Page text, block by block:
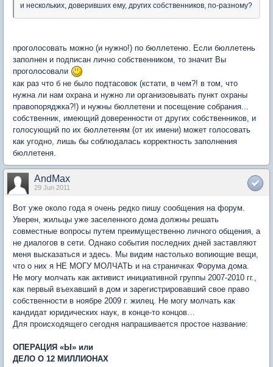
и нескольких, доверивших ему, других собственников, по-разному?
проголосовать можно (и нужно!) по бюллетеню. Если бюллетень
заполнен и подписан лично собственником, то значит Вы
проголосовали
как раз что б не было подтасовок (кстати, в чем?! в том, что
нужна ли нам охрана и нужно ли организовывать пункт охраны
правопоряджка?!) и нужны бюллетени и посещение собрания...
собственник, имеющий доверенности от других собственников, и
голосующий по их бюллетеням (от их имени) может голосовать
как угодно, лишь бы соблюдалась корректность заполнения
бюллетеня.
AndMax
29 Jun 2011
Вот уже около года я очень редко пишу сообщения на форум.
Уверен, жильцы уже заселенного дома должны решать
совместные вопросы путем преимущественно личного общения, а
не диалогов в сети. Однако события последних дней заставляют
меня высказаться и здесь. Мы видим настолько вопиющие вещи,
что о них я НЕ МОГУ МОЛЧАТЬ и на страничках Форума дома.
Не могу молчать как активист инициативной группы 2007-2010 гг.,
как первый въехавший в дом и зарегистрировавший свое право
собственности в ноябре 2009 г. жилец. Не могу молчать как
кандидат юридических наук, в конце-то концов…
Для происходящего сегодня напрашивается простое название:
ОПЕРАЦИЯ «Ы» или
ДЕЛО О 12 МИЛЛИОНАХ